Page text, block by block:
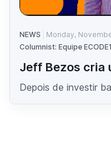
NEWS
Monday,
Columnist: Equipe
Jeff Bezos cria
Depois de investir